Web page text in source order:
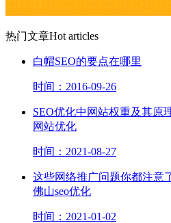
热门文章Hot articles
白帽SEO的要点在哪里
时间：2016-09-26
SEO优化中网站权重及其原
网站优化
时间：2021-08-27
这些网络推广问题你都注意
佛山seo优化
时间：2021-01-02